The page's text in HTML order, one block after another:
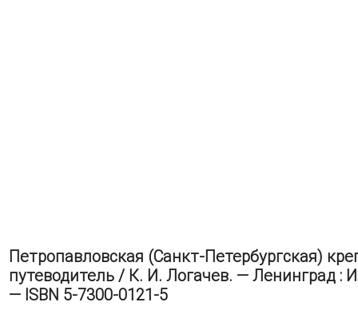
Петропавловская (Санкт-Петербургская)
путеводитель / К. И. Логачев. — Ленинград :
— ISBN 5-7300-0121-5